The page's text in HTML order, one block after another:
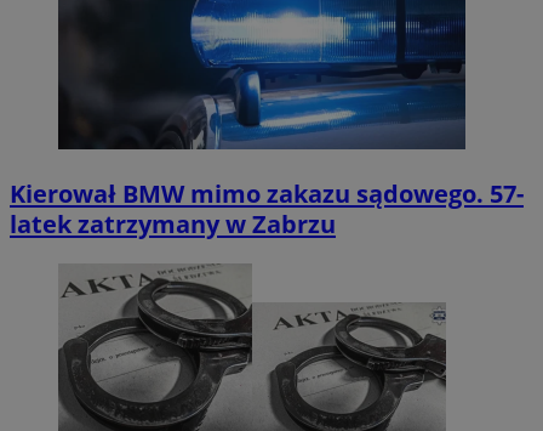
Kierował BMW mimo zakazu sądowego. 57-
latek zatrzymany w Zabrzu